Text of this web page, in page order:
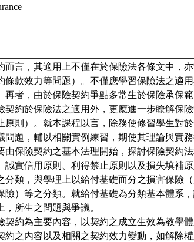
而言，其適用上不僅在於保險法各條文中，
條款效力等問題）。不僅應學習保險法之適
再者，由於保險契約爭點多常生於保險承保
契約於保險法之適用外，更應進一步瞭解保
原則）。就本課程以言，除務使修習學生對
問題，輔以相關實例練習，期使其理論與實務
由保險契約之基本法理開始，探討保險契約
誠實信用原則、利得禁止原則以及損失填補
分類，與學理上以給付基礎而分之損害保險
險）等之分類。就給付基礎為分類基本體系
，所生之問題與爭議。
契約為主要內容，以契約之成立生效為教學
約之內容以及相關之契約效力變動，如解除